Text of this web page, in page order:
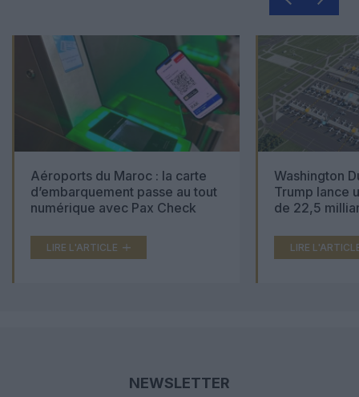
Aéroports du Maroc : la carte
d’embarquement passe au tout
numérique avec Pax Check
LIRE L'ARTICLE
Washington
Trump lance
de 22,5
LIRE
NEWSLETTER